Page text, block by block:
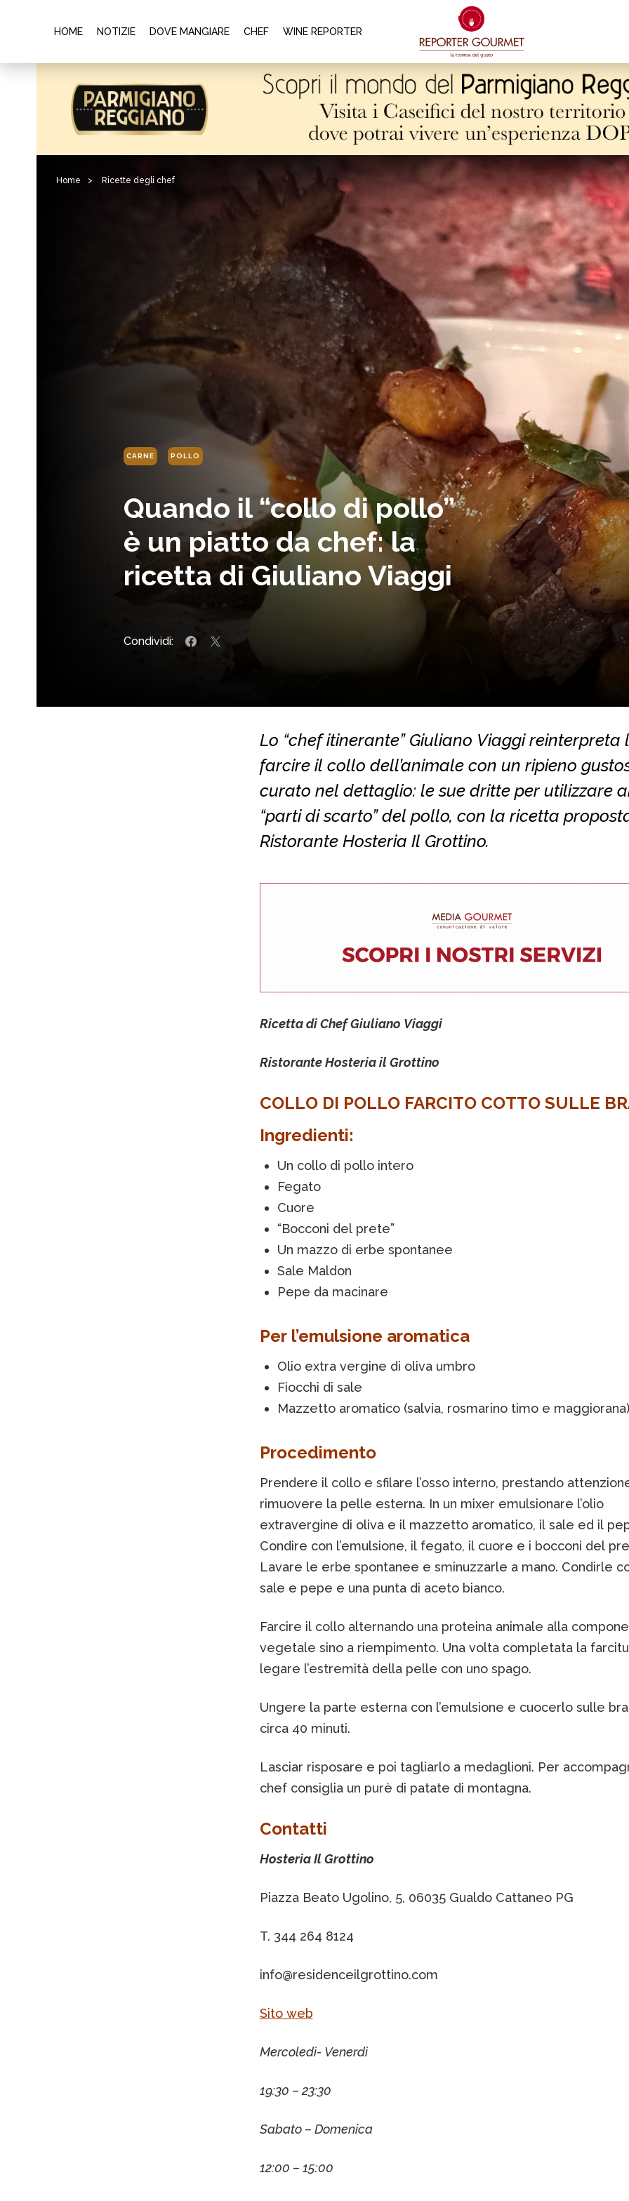
HOME NOTIZIE DOVE MANGIARE CHEF WINE REPORTER
Home > Ricette degli chef
CARNE POLLO
Quando il “collo di pollo”
è un piatto da chef: la
ricetta di Giuliano Viaggi
Condividi:
Lo “chef itinerante” Giuliano Viaggi reinterpreta
farcire il collo dell’animale con un ripieno
curato nel dettaglio: le sue dritte per utilizzare
“parti di scarto” del pollo, con la ricetta
Ristorante Hosteria Il Grottino.
Ricetta di Chef Giuliano Viaggi
Ristorante Hosteria il Grottino
COLLO DI POLLO FARCITO COTTO SULLE
Ingredienti:
Un collo di pollo intero
Fegato
Cuore
“Bocconi del prete”
Un mazzo di erbe spontanee
Sale Maldon
Pepe da macinare
Per l’emulsione aromatica
Olio extra vergine di oliva umbro
Fiocchi di sale
Mazzetto aromatico (salvia, rosmarino timo e maggiorana)
Procedimento
Prendere il collo e sfilare l’osso interno, prestando
rimuovere la pelle esterna. In un mixer emulsionare l’olio
extravergine di oliva e il mazzetto aromatico, il sale ed il
Condire con l’emulsione, il fegato, il cuore e i bocconi del
Lavare le erbe spontanee e sminuzzarle a mano. Condirle
sale e pepe e una punta di aceto bianco.
Farcire il collo alternando una proteina animale alla
vegetale sino a riempimento. Una volta completata la
legare l’estremità della pelle con uno spago.
Ungere la parte esterna con l’emulsione e cuocerlo sulle
circa 40 minuti.
Lasciar risposare e poi tagliarlo a medaglioni. Per
chef consiglia un purè di patate di montagna.
Contatti
Hosteria Il Grottino
Piazza Beato Ugolino, 5, 06035 Gualdo Cattaneo PG
T. 344 264 8124
info@residenceilgrottino.com
Sito web
Mercoledì- Venerdì
19:30 – 23:30
Sabato – Domenica
12:00 – 15:00